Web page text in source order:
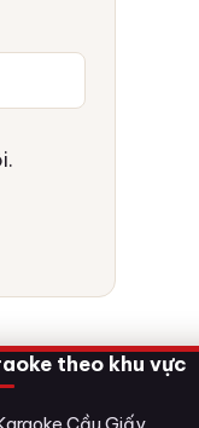
theo khu vực
Cầu Giấy